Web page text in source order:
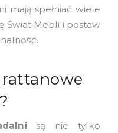
mają spełniać wiele
Świat Mebli i postaw
są nie tylko